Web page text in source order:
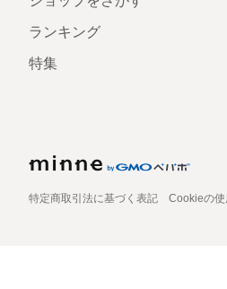
ランキング
特集
特定商取引法に基づく表記 Cookieの使